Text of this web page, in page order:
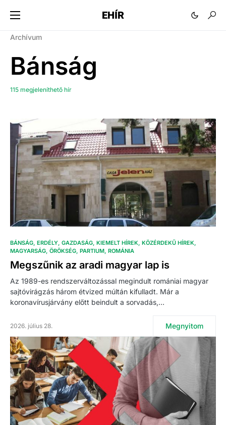
EHÍR
Archívum
Bánság
115 megjeleníthető hír
BÁNSÁG ERDÉLY GAZDASÁG KIEMELT HÍREK KÖZÉRDEKŰ HÍREK
MAGYARSÁG ÖRÖKSÉG PARTIUM ROMÁNIA
Megszűnik az aradi magyar lap is
Az 1989-es rendszerváltozással megindult romániai magyar
sajtóvirágzás három étvized múltán kifulladt. Már a
koronavírusjárvány előtt beindult a sorvadás,…
2026. július 28. Megnyitom